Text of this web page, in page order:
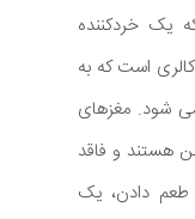
یک خردکننده
است که به
شود. مغزهای
هستند و فاقد
طعم دادن، یک